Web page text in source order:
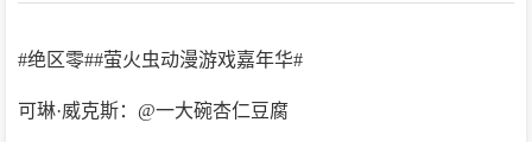
#绝区零##萤火虫动漫游戏嘉年华#
可琳·威克斯：@一大碗杏仁豆腐